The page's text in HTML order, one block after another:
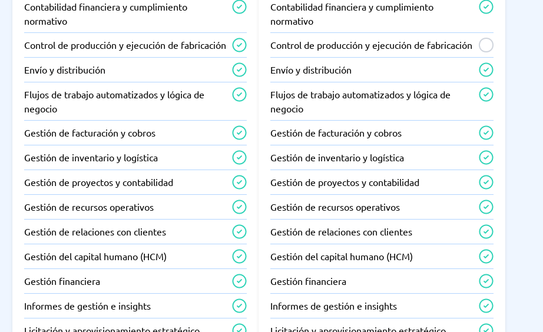
Contabilidad financiera y cumplimiento
normativo
Control de producción y ejecución de fabricación
Envío y distribución
Flujos de trabajo automatizados y lógica de
negocio
Gestión de facturación y cobros
Gestión de inventario y logística
Gestión de proyectos y contabilidad
Gestión de recursos operativos
Gestión de relaciones con clientes
Gestión del capital humano (HCM)
Gestión financiera
Informes de gestión e insights
Contabilidad financiera y cumplimiento
normativo
Control de producción y ejecución de fabricación
Envío y distribución
Flujos de trabajo automatizados y lógica de
negocio
Gestión de facturación y cobros
Gestión de inventario y logística
Gestión de proyectos y contabilidad
Gestión de recursos operativos
Gestión de relaciones con clientes
Gestión del capital humano (HCM)
Gestión financiera
Informes de gestión e insights